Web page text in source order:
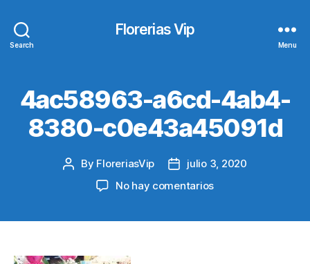
Search
Florerias Vip
Menu
4ac58963-a6cd-4ab4-
8380-c0e43a45091d
Post
author
By FloreriasVip
Post
date
julio 3, 2020
No hay comentariosen